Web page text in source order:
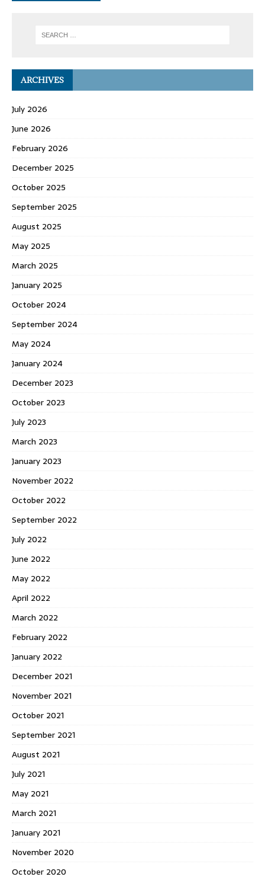
ARCHIVES
July 2026
June 2026
February 2026
December 2025
October 2025
September 2025
August 2025
May 2025
March 2025
January 2025
October 2024
September 2024
May 2024
January 2024
December 2023
October 2023
July 2023
March 2023
January 2023
November 2022
October 2022
September 2022
July 2022
June 2022
May 2022
April 2022
March 2022
February 2022
January 2022
December 2021
November 2021
October 2021
September 2021
August 2021
July 2021
May 2021
March 2021
January 2021
November 2020
October 2020